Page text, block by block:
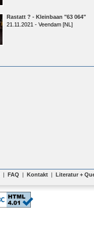
Rastatt ? - Kleinbaan "63 064"
21.11.2021 - Veendam [NL]
| FAQ | Kontakt | Literatur +